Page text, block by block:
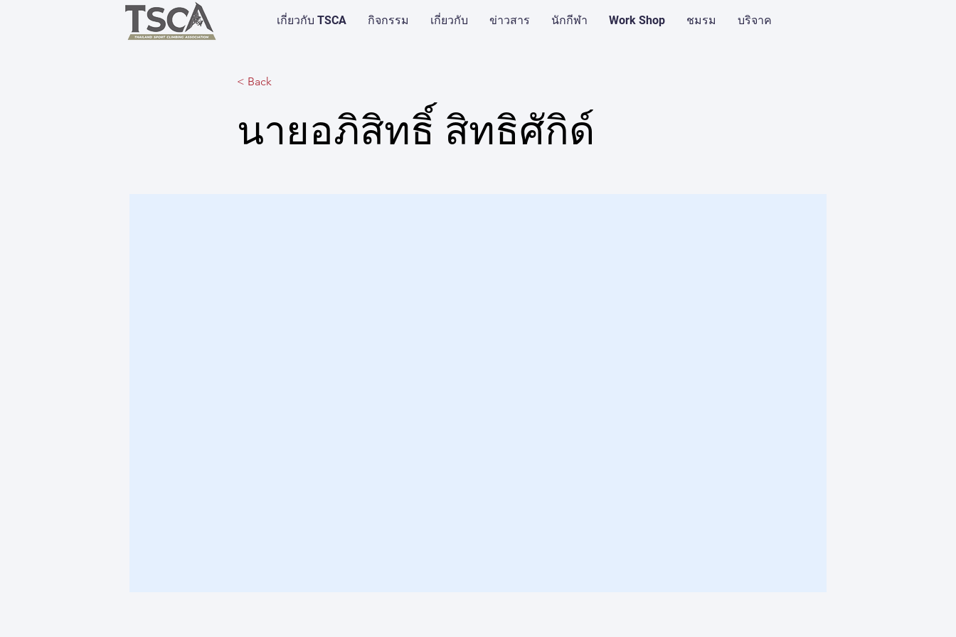
เกี่ยวกับ TSCA กิจกรรม เกี่ยวกับ ข่าวสาร นักกีฬา Work Shop ชมรม บริจาค
< Back
นายอภิสิทธิ์ สิทธิศักิด์